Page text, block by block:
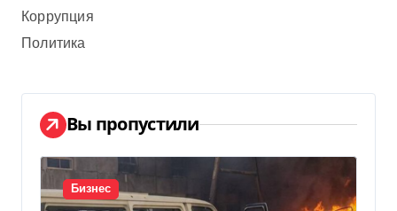
Коррупция
Политика
Вы пропустили
Бизнес